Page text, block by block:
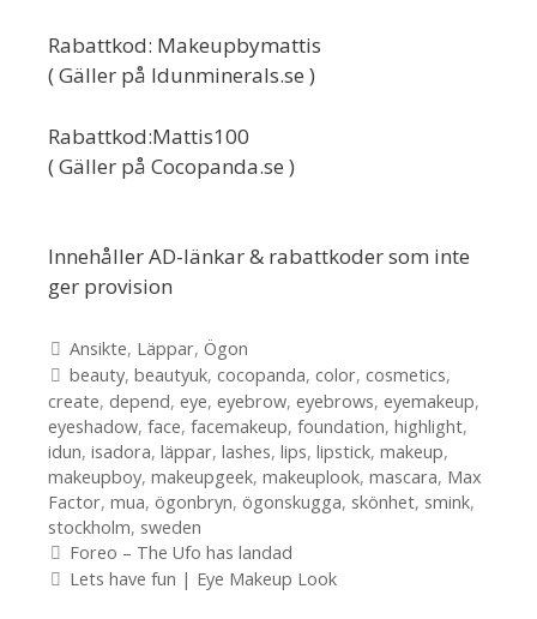
Rabattkod: Makeupbymattis
( Gäller på Idunminerals.se )
Rabattkod:Mattis100
( Gäller på Cocopanda.se )
Innehåller AD-länkar & rabattkoder som inte
ger provision
Kategorier
Ansikte, Läppar, Ögon
Etiketter
beauty, beautyuk, cocopanda, color, cosmetics,
create, depend, eye, eyebrow, eyebrows, eyemakeup,
eyeshadow, face, facemakeup, foundation, highlight,
idun, isadora, läppar, lashes, lips, lipstick, makeup,
makeupboy, makeupgeek, makeuplook, mascara, Max
Factor, mua, ögonbryn, ögonskugga, skönhet, smink,
stockholm, sweden
Inläggsnavigering
Foreo – The Ufo has landad
Lets have fun | Eye Makeup Look